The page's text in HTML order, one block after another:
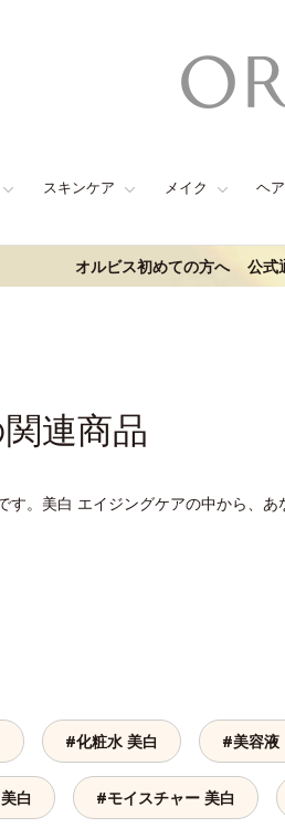
スキンケア メイク ヘ
オルビス初めての方へ 公式
連商品
。美白 エイジングケアの中から、あ
#化粧水 美白 #美容液
白 #モイスチャー 美白